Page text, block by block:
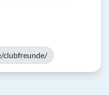
clubfreunde/